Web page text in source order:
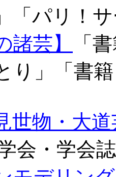
「パリ！
諸芸】
「
り」「書
世物・大
会・学会